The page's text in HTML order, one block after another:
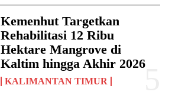
Kemenhut Targetkan
Rehabilitasi 12 Ribu
Hektare Mangrove di
Kaltim hingga Akhir 2026
KALIMANTAN TIMUR